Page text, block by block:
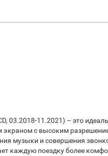
03.2018-11.2021) – это
с высоким
музыки и совершения
каждую поездку более